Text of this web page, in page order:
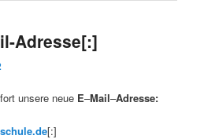
Adresse[:]
unsere neue E–Mail–Adresse:
[:]